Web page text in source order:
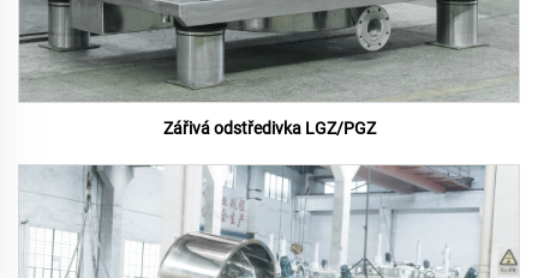
Zářivá odstředivka LGZ/PGZ